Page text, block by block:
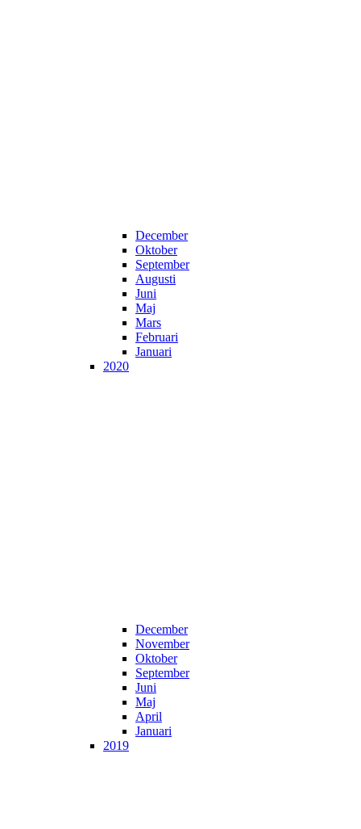
December
Oktober
September
Augusti
Juni
Maj
Mars
Februari
Januari
2020
December
November
Oktober
September
Juni
Maj
April
Januari
2019